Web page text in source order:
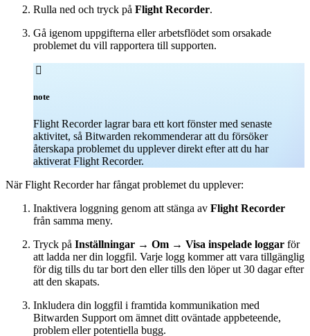
Rulla ned och tryck på Flight Recorder.
Gå igenom uppgifterna eller arbetsflödet som orsakade
problemet du vill rapportera till supporten.

note
Flight Recorder lagrar bara ett kort fönster med senaste
aktivitet, så Bitwarden rekommenderar att du försöker
återskapa problemet du upplever direkt efter att du har
aktiverat Flight Recorder.
När Flight Recorder har fångat problemet du upplever:
Inaktivera loggning genom att stänga av Flight Recorder
från samma meny.
Tryck på Inställningar → Om → Visa inspelade loggar för
att ladda ner din loggfil. Varje logg kommer att vara tillgänglig
för dig tills du tar bort den eller tills den löper ut 30 dagar efter
att den skapats.
Inkludera din loggfil i framtida kommunikation med
Bitwarden Support om ämnet ditt oväntade appbeteende,
problem eller potentiella bugg.